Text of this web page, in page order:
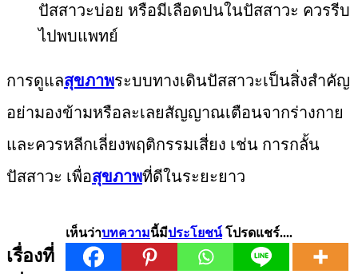
ปัสสาวะบ่อย หรือมีเลือดปนในปัสสาวะ ควรรีบ
ไปพบแพทย์
การดูแลสุขภาพระบบทางเดินปัสสาวะเป็นสิ่งสำคัญ
อย่ามองข้ามหรือละเลยสัญญาณเตือนจากร่างกาย
และควรหลีกเลี่ยงพฤติกรรมเสี่ยง เช่น การกลั้น
ปัสสาวะ เพื่อสุขภาพที่ดีในระยะยาว
เห็นว่าบทความนี้มีประโยชน์โปรดแชร์....
เรื่องที่